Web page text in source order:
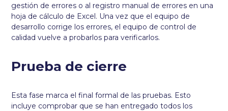
gestión de errores o al registro manual de errores en una
hoja de cálculo de Excel. Una vez que el equipo de
desarrollo corrige los errores, el equipo de control de
calidad vuelve a probarlos para verificarlos.
Prueba de cierre
Esta fase marca el final formal de las pruebas. Esto
incluye comprobar que se han entregado todos los